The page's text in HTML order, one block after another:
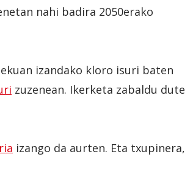
nahi badira 2050erako
izandako kloro isuri baten
zuzenean. Ikerketa zabaldu dute
izango da aurten. Eta txupinera,